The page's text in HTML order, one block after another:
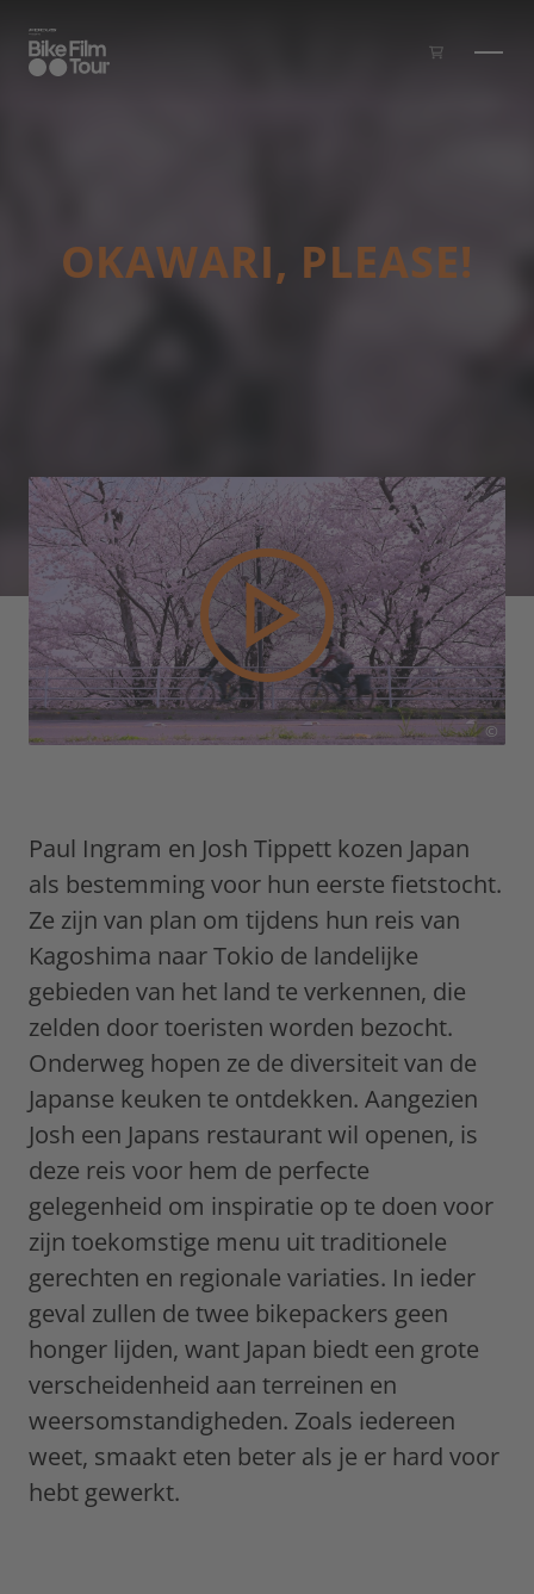
OKAWARI, PLEASE!
©
Paul Ingram en Josh Tippett kozen Japan
als bestemming voor hun eerste fietstocht.
Ze zijn van plan om tijdens hun reis van
Kagoshima naar Tokio de landelijke
gebieden van het land te verkennen, die
zelden door toeristen worden bezocht.
Onderweg hopen ze de diversiteit van de
Japanse keuken te ontdekken. Aangezien
Josh een Japans restaurant wil openen, is
deze reis voor hem de perfecte
gelegenheid om inspiratie op te doen voor
zijn toekomstige menu uit traditionele
gerechten en regionale variaties. In ieder
geval zullen de twee bikepackers geen
honger lijden, want Japan biedt een grote
verscheidenheid aan terreinen en
weersomstandigheden. Zoals iedereen
weet, smaakt eten beter als je er hard voor
hebt gewerkt.